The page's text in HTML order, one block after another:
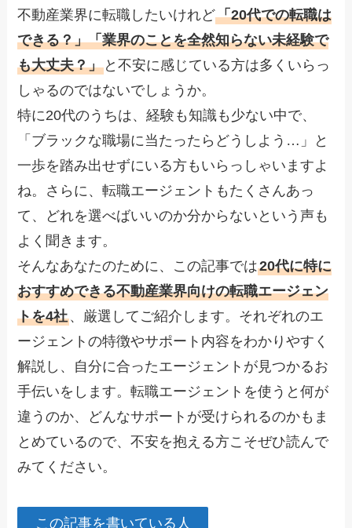
不動産業界に転職したいけれど「20代での転職は
できる？」「業界のことを全然知らない未経験で
も大丈夫？」 と不安に感じている方は多くいらっ
しゃるのではないでしょうか。
特に20代のうちは、経験も知識も少ない中で、
「ブラックな職場に当たったらどうしよう…」と
一歩を踏み出せずにいる方もいらっしゃいますよ
ね。さらに、転職エージェントもたくさんあっ
て、どれを選べばいいのか分からないという声も
よく聞きます。
そんなあなたのために、この記事では20代に特に
おすすめできる不動産業界向けの転職エージェン
トを4社、厳選してご紹介します。それぞれのエ
ージェントの特徴やサポート内容をわかりやすく
解説し、自分に合ったエージェントが見つかるお
手伝いをします。転職エージェントを使うと何が
違うのか、どんなサポートが受けられるのかもま
とめているので、不安を抱える方こそぜひ読んで
みてください。
この記事を書いている人